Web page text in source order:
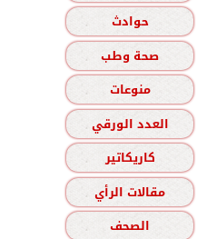
حوادث
صحة وطب
منوعات
العدد الورقي
كاريكاتير
مقالات الرأي
الصحف